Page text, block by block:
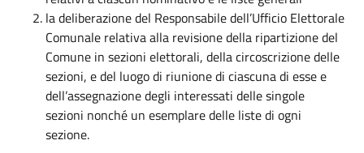
la deliberazione del Responsabile dell’Ufficio Elettorale
Comunale relativa alla revisione della ripartizione del
Comune in sezioni elettorali, della circoscrizione delle
sezioni, e del luogo di riunione di ciascuna di esse e
dell’assegnazione degli interessati delle singole
sezioni nonché un esemplare delle liste di ogni
sezione.